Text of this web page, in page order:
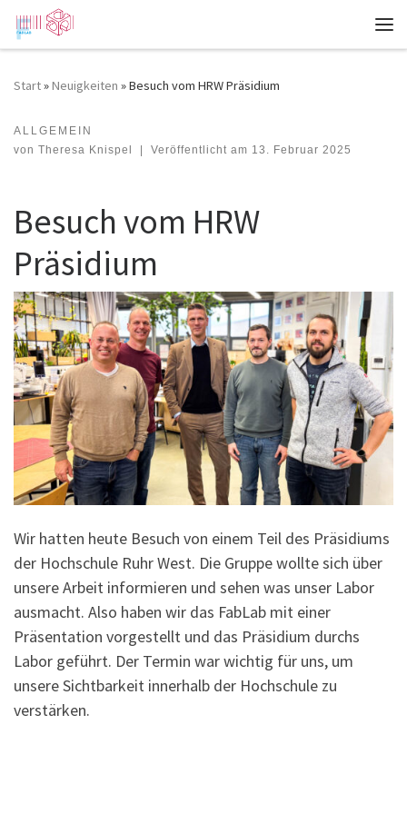
Zum Inhalt springen
Start»Neuigkeiten »Besuch vom HRW Präsidium
ALLGEMEIN
von Theresa Knispel | Veröffentlicht am 13. Februar 2025
Besuch vom HRW
Präsidium
Wir hatten heute Besuch von einem Teil des Präsidiums
der Hochschule Ruhr West. Die Gruppe wollte sich über
unsere Arbeit informieren und sehen was unser Labor
ausmacht. Also haben wir das FabLab mit einer
Präsentation vorgestellt und das Präsidium durchs
Labor geführt. Der Termin war wichtig für uns, um
unsere Sichtbarkeit innerhalb der Hochschule zu
verstärken.